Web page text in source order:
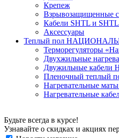
Крепеж
Взрывозащищенные
Кабели SHTL и
Аксессуары
Теплый пол
Терморегуляторы
Двухжильные
Двужильные кабели
Пленочный теплый
Нагревательные
Нагревательные
Будьте всегда в курсе!
Узнавайте о скидках и акциях